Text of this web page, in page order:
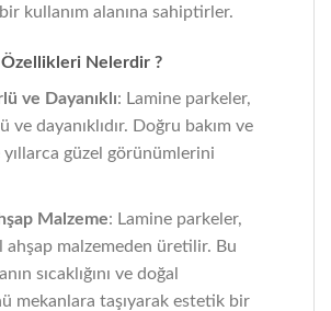
kullanım alanına sahiptirler.
Özellikleri Nelerdir ?
ve Dayanıklı: Lamine parkeler,
ve dayanıklıdır. Doğru bakım ve
yıllarca güzel görünümlerini
Malzeme: Lamine parkeler,
ahşap malzemeden üretilir. Bu
sıcaklığını ve doğal
mekanlara taşıyarak estetik bir